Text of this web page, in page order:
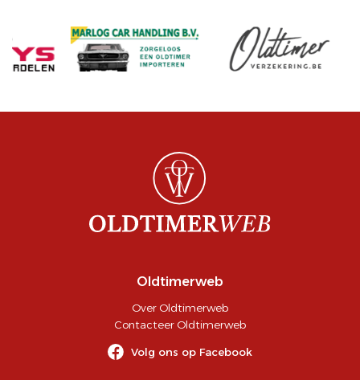
Oldtimerweb
Over Oldtimerweb
Contacteer Oldtimerweb
Volg ons op Facebook